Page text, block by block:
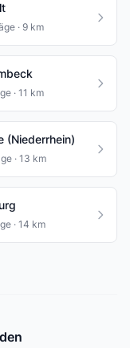
· 9 km
· 11 km
(Niederrhein)
· 13 km
· 14 km